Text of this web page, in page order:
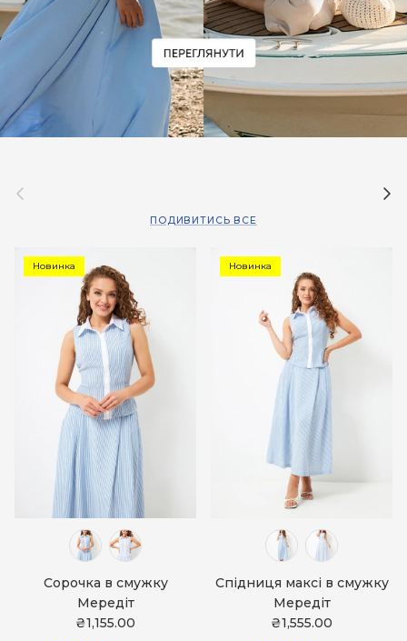
Назад
ПОДИВИТИСЬ ВСЕ
Новинка
Сорочка в смужку
Мередіт
₴1,155.00
Новинка
Спідниця максі в смужку
Мередіт
₴1,555.00